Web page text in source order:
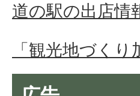
道の駅の出店情
「観光地づく